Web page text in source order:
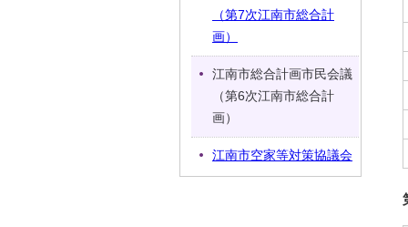
（第7次江南市総合計
画）
江南市総合計画市民会議
（第6次江南市総合計
画）
江南市空家等対策協議会